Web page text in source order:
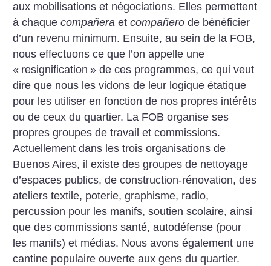
aux mobilisations et négociations. Elles permettent
à chaquecompañera etcompañero de bénéficier
d’un revenu minimum. Ensuite, au sein de la FOB,
nous effectuons ce que l’on appelle une
« resignification » de ces programmes, ce qui veut
dire que nous les vidons de leur logique étatique
pour les utiliser en fonction de nos propres intérêts
ou de ceux du quartier. La FOB organise ses
propres groupes de travail et commissions.
Actuellement dans les trois organisations de
Buenos Aires, il existe des groupes de nettoyage
d’espaces publics, de construction-rénovation, des
ateliers textile, poterie, graphisme, radio,
percussion pour les manifs, soutien scolaire, ainsi
que des commissions santé, autodéfense (pour
les manifs) et médias. Nous avons également une
cantine populaire ouverte aux gens du quartier.